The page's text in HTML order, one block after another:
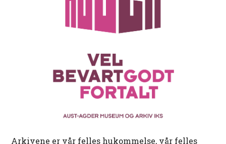
Arkivene er vår felles hukommelse, vår felles